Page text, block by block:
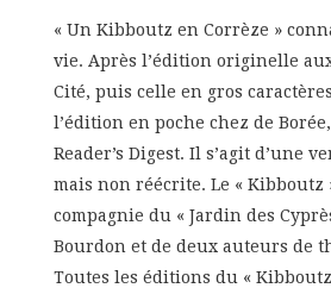
« Un Kibboutz en Corrèze »
vie. Après l’édition originelle
Cité, puis celle en gros
l’édition en poche chez de
Reader’s Digest. Il s’agit d’une
mais non réécrite. Le « Kibboutz
compagnie du « Jardin des
Bourdon et de deux auteurs de
Toutes les éditions du «